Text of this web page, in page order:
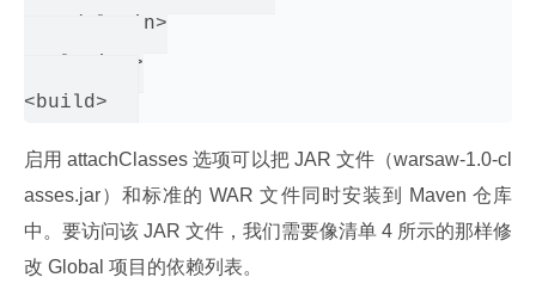
   </plugin>
<plugins>
启用 attachClasses 选项可以把 JAR 文件（warsaw-1.0-cl
asses.jar）和标准的 WAR 文件同时安装到 Maven 仓库
中。要访问该 JAR 文件，我们需要像清单 4 所示的那样修
改 Global 项目的依赖列表。